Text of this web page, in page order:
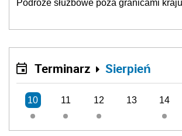
Podróże służbowe poza granicami kraju
Terminarz Sierpień
10 11 12 13 14